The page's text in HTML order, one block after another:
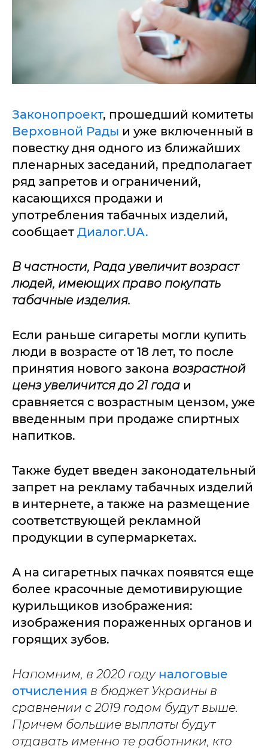
Законопроект, прошедший комитеты
Верховной Рады и уже включенный в
повестку дня одного из ближайших
пленарных заседаний, предполагает
ряд запретов и ограничений,
касающихся продажи и
употребления табачных изделий,
сообщает Диалог.UA.
В частности, Рада увеличит возраст
людей, имеющих право покупать
табачные изделия.
Если раньше сигареты могли купить
люди в возрасте от 18 лет, то после
принятия нового закона возрастной
ценз увеличится до 21 года и
сравняется с возрастным цензом, уже
введенным при продаже спиртных
напитков.
Также будет введен законодательный
запрет на рекламу табачных изделий
в интернете, а также на размещение
соответствующей рекламной
продукции в супермаркетах.
А на сигаретных пачках появятся еще
более красочные демотивирующие
курильщиков изображения:
изображения пораженных органов и
горящих зубов.
Напомним, в 2020 году налоговые
отчисления в бюджет Украины в
сравнении с 2019 годом будут выше.
Причем большие выплаты будут
отдавать именно те работники, кто